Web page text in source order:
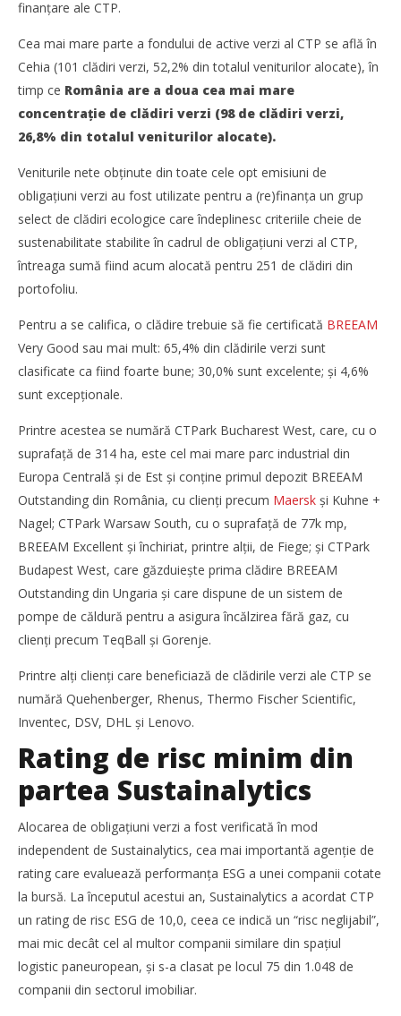
NOW VIEWING
CTP atinge alocarea integrală de 4,25 miliarde de euro în
obligațiuni verzi
Bianca
Florescu
TransLogistica România 2026 reunește industria de
Florescu
Noua conexiune ferry Batumi–Constanța susține
Negre
Florescu
finanțare ale CTP.
Cea mai mare parte a fondului de active verzi al CTP se află în
Cehia (101 clădiri verzi, 52,2% din totalul veniturilor alocate), în
timp ce România are a doua cea mai mare
concentrație de clădiri verzi (98 de clădiri verzi,
26,8% din totalul veniturilor alocate).
Veniturile nete obținute din toate cele opt emisiuni de
obligațiuni verzi au fost utilizate pentru a (re)finanța un grup
select de clădiri ecologice care îndeplinesc criteriile cheie de
sustenabilitate stabilite în cadrul de obligațiuni verzi al CTP,
întreaga sumă fiind acum alocată pentru 251 de clădiri din
portofoliu.
Pentru a se califica, o clădire trebuie să fie certificată BREEAM
Very Good sau mai mult: 65,4% din clădirile verzi sunt
clasificate ca fiind foarte bune; 30,0% sunt excelente; și 4,6%
sunt excepționale.
Printre acestea se numără CTPark Bucharest West, care, cu o
suprafață de 314 ha, este cel mai mare parc industrial din
Europa Centrală și de Est și conține primul depozit BREEAM
Outstanding din România, cu clienți precum Maersk și Kuhne +
Nagel; CTPark Warsaw South, cu o suprafață de 77k mp,
BREEAM Excellent și închiriat, printre alții, de Fiege; și CTPark
Budapest West, care găzduiește prima clădire BREEAM
Outstanding din Ungaria și care dispune de un sistem de
pompe de căldură pentru a asigura încălzirea fără gaz, cu
clienți precum TeqBall și Gorenje.
Printre alți clienți care beneficiază de clădirile verzi ale CTP se
numără Quehenberger, Rhenus, Thermo Fischer Scientific,
Inventec, DSV, DHL și Lenovo.
Rating de risc minim din
partea Sustainalytics
Alocarea de obligațiuni verzi a fost verificată în mod
independent de Sustainalytics, cea mai importantă agenție de
rating care evaluează performanța ESG a unei companii cotate
la bursă. La începutul acestui an, Sustainalytics a acordat CTP
un rating de risc ESG de 10,0, ceea ce indică un “risc neglijabil”,
mai mic decât cel al multor companii similare din spațiul
logistic paneuropean, și s-a clasat pe locul 75 din 1.048 de
companii din sectorul imobiliar.